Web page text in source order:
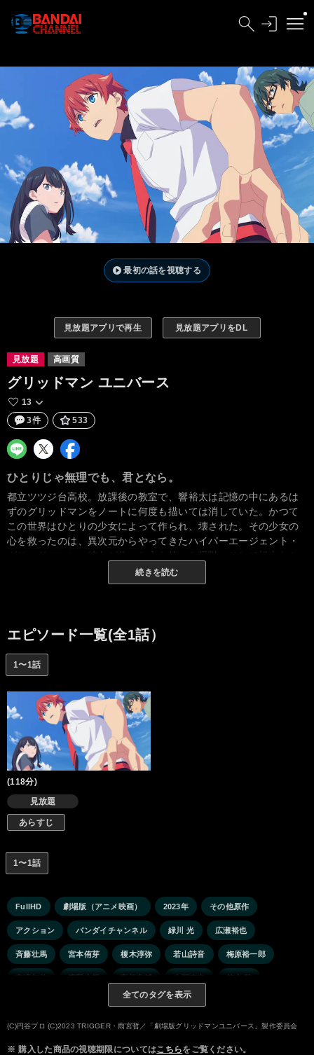
最初の話を視聴する
見放題アプリで再生 見放題アプリをDL
見放題 高画質
グリッドマン ユニバース
13
3件
533
ひとりじゃ無理でも、君となら。
都立ツツジ台高校。放課後の教室で、響裕太は記憶の中にあるは
ずのグリッドマンをノートに何度も描いては消していた。かつて
この世界はひとりの少女によって作られ、壊された。その少女の
心を救ったのは、異次元からやってきたハイパーエージェント・
グリッドマンと、彼女が作った心を持った怪獣、そして裕太たち
であった。2年生に進級し、六花と別のクラスになった裕太は告白
を決意する。そんな平和になった世界で過ごす彼らの日常は、轟
いる」 やがて真紅の強竜ダイナレックスや、グリッドマンの協力
者である新世紀中学生、そして別世界の住人、麻中蓬たちも裕太
の前に次々と現れる。六花への想いを秘めたまま、裕太の非日常
が始まった。
続きを読む
エピソード一覧(全1話）
1〜1話
(118分)
見放題
あらすじ
1〜1話
FullHD 劇場版（アニメ映画） 2023年 その他原作
アクション バンダイチャンネル 緑川 光 広瀬裕也
斉藤壮馬 宮本侑芽 榎木淳弥 若山詩音 梅原裕一郎
安済知佳 濱野大輝 高橋良輔 小西克幸 悠木 碧
三森すずこ 鬼頭明里
高橋花林 内田真礼 神奈延年 稲田 徹 上田麗奈
全てのタグを表示
(C)円谷プロ (C)2023 TRIGGER・雨宮哲／「劇場版グリッドマンユニバース」製作委員会
※ 購入した商品の視聴期限についてはこちらをご覧ください。